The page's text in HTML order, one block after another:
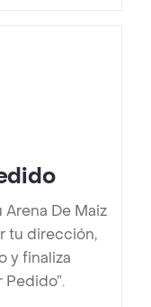
De Maiz
tu dirección,
y finaliza